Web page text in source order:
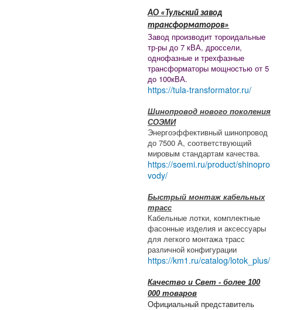
АО «Тульский завод
трансформаторов»
Завод производит тороидальные
тр-ры до 7 кВА, дроссели,
однофазные и трехфазные
трансформаторы мощностью от 5
до 100кВА.
https://tula-transformator.ru/
Шинопровод нового поколения
СОЭМИ
Энергоэффективный шинопровод
до 7500 А, соответствующий
мировым стандартам качества.
https://soemi.ru/product/shinopro
vody/
Быстрый монтаж кабельных
трасс
Кабельные лотки, комплектные
фасонные изделия и аксессуары
для легкого монтажа трасс
различной конфигурации
https://km1.ru/catalog/lotok_plus/
Качество и Свет - более 100
000 товаров
Официальный представитель